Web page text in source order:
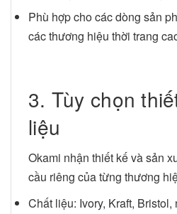
Phù hợp cho các dòng sản
các thương hiệu thời trang
3. Tùy chọn
liệu
Okami nhận thiết kế và sản
cầu riêng của từng thương
Chất liệu: Ivory, Kraft,